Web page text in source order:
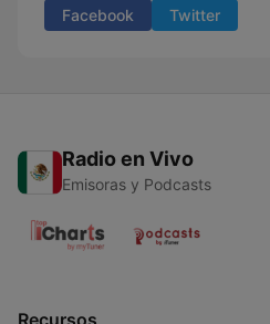
Facebook Twitter
Radio en Vivo
Emisoras y Podcasts
Recursos